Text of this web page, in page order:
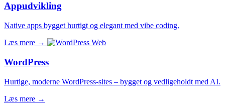
Appudvikling
Native apps bygget hurtigt og elegant med vibe coding.
Læs mere → Web
WordPress
Hurtige, moderne WordPress-sites – bygget og vedligeholdt med AI.
Læs mere →